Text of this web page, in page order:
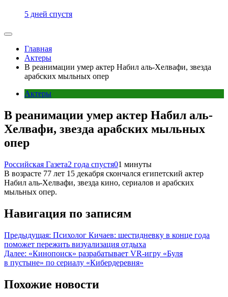
5 дней спустя
Главная
Актеры
В реанимации умер актер Набил аль-Хелвафи, звезда
арабских мыльных опер
Актеры
В реанимации умер актер Набил аль-
Хелвафи, звезда арабских мыльных
опер
Российская Газета2 года спустя01 минуты
В возрасте 77 лет 15 декабря скончался египетский актер
Набил аль-Хелвафи, звезда кино, сериалов и арабских
мыльных опер.
Навигация по записям
Предыдущая: Психолог Кичаев: шестидневку в конце года
поможет пережить визуализация отдыха
Далее: «Кинопоиск» разрабатывает VR-игру «Буля
в пустыне» по сериалу «Кибердеревня»
Похожие новости